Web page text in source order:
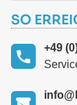
SO
+49